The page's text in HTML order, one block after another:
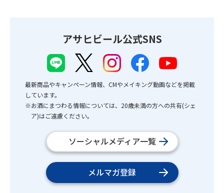
アサヒビール公式SNS
最新商品やキャンペーン情報、CMやメイキング動画などを掲載
しています。
※お酒にまつわる情報については、20歳未満の方への共有(シェ
ア)はご遠慮ください。
ソーシャルメディア一覧
メルマガ登録